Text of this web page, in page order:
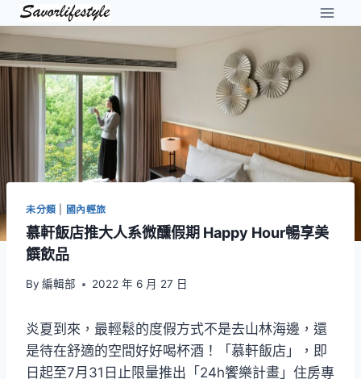
Skip
to
content
未分類 國內輕旅
慕軒飯店推大人系微醺假期 Happy Hour暢享美
饌飲品
By 編輯部 2022 年 6 月 27 日
炎夏到來，最輕鬆的度假方式不是去山林海邊，還
是待在舒適的空間好好喝杯酒！「慕軒飯店」，即
日起至7月31日止限量推出「24h饗樂計畫」住房專